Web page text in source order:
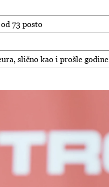
73 posto
slično kao i prošle godine